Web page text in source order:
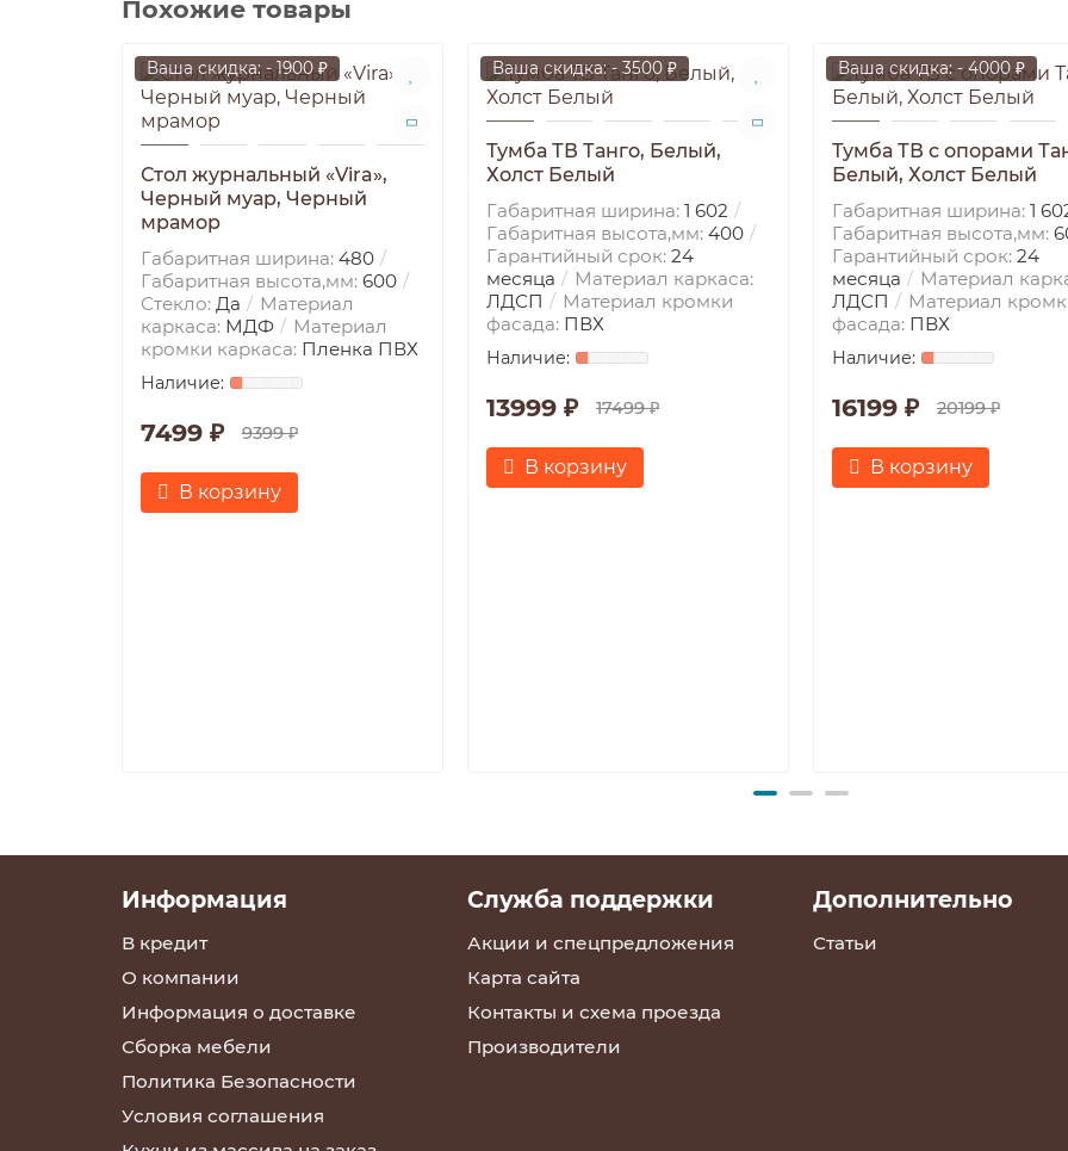
Похожие товары
Ваша скидка: - 1900 ₽
Стол журнальный «Vira»,
Черный муар, Черный
мрамор
Габаритная ширина: 480
Габаритная высота,мм: 600
Стекло: Да
Материал
каркаса: МДФ
Материал
кромки каркаса: Пленка ПВХ
7499 ₽ 9399 ₽
В корзину
Ваша скидка: - 3500 ₽
Тумба ТВ Танго, Белый,
Холст Белый
Габаритная ширина: 1 602
Габаритная высота,мм: 400
Гарантийный срок: 24
месяца
Материал каркаса:
ЛДСП
Материал кромки
фасада: ПВХ
13999 ₽ 17499 ₽
В корзину
Ваша скидка: - 4000 ₽
Тумба ТВ с опорами
Белый, Холст Белый
Габаритная ширина: 1
Габаритная высота,мм:
Гарантийный срок: 24
месяца
Материал
ЛДСП
Материал
фасада: ПВХ
16199 ₽ 20199 ₽
В корзину
Информация
В кредит
О компании
Информация о доставке
Сборка мебели
Политика Безопасности
Условия соглашения
Служба поддержки
Акции и спецпредложения
Карта сайта
Контакты и схема проезда
Производители
Дополнительно
Статьи